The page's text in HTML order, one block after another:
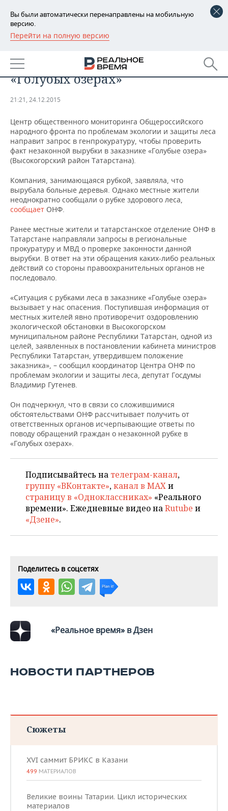
Вы были автоматически перенаправлены на мобильную
версию.
Перейти на полную версию
РЕГИОНЫ
БАШКОРТОСТАН
ТАТАРСТАН
НОВОСТИ
АНАЛИТИКА
ДЕКЛАРАЦИИ О ДОХОДАХ
КОРОЛИ ГОСЗАКАЗА ПФО
ВУЗЫ ТАТАРСТАНА
КОМУ ПРИНАДЛЕЖАТ
ТОРГОВЫЕ ЦЕНТРЫ
ТАТАРСТАНА
НОВОСТИ ЭКОНОМИКИ
ФИНАНСЫ
БАНКИ
БЮДЖЕТ
ПРОМЫШЛЕННОСТЬ
НОВОСТИ
ПРОМЫШЛЕННОСТИ
АГРОПРОМ
МАШИНОСТРОЕНИЕ
НЕФТЕХИМИЯ
НЕФТЬ
ОПК
ЭНЕРГЕТИКА
НЕДВИЖИМОСТЬ
НОВОСТИ НЕДВИЖИМОСТИ
АВТО
НОВОСТИ АВТО
БИЗНЕС
РОЗНИЧНАЯ ТОРГОВЛЯ
ТРАНСПОРТ
УСЛУГИ
ТЕХНОЛОГИИ
НОВОСТИ ТЕХНОЛОГИЙ
IT
МЕДИА
ТЕЛЕКОММУНИКАЦИИ
МЕРОПРИЯТИЯ
НОВОСТИ МЕРОПРИЯТИЙ
ВЫЕЗДНАЯ РЕДАКЦИЯ
БИЗНЕС-БРАНЧИ
ONLINE-КОНФЕРЕНЦИИ
ОТКРЫТАЯ ЛЕКЦИЯ
СПОРТ
НОВОСТИ СПОРТА
ФУТБОЛ
ХОККЕЙ
БАСКЕТБОЛ
ВОЛЕЙБОЛ
КИБЕРСПОРТ
ФИГУРНОЕ КАТАНИЕ
ВОДНЫЕ ВИДЫ СПОРТА
ХОККЕЙ С МЯЧОМ
ОБЩЕСТВО
НОВОСТИ ОБЩЕСТВА
ВЛАСТЬ
ИНФРАСТРУКТУРА
ИСТОРИЯ
КУЛЬТУРА
МЕДИЦИНА
ОБРАЗОВАНИЕ
ПРОИСШЕСТВИЯ
ФОТОГАЛЕРЕЯ
СЮЖЕТЫ
СПРАВОЧНИК
СПИСОК ПЕРСОН
СПИСОК КОМПАНИЙ
ПОЛНАЯ ВЕРСИЯ
незаконной рубкой лесов в
«Голубых озерах»
21:21, 24.12.2015
Центр общественного мониторинга Общероссийского
народного фронта по проблемам экологии и защиты леса
направит запрос в генпрокуратуру, чтобы проверить
факт незаконной вырубки в заказнике «Голубые озера»
(Высокогорский район Татарстана).
Компания, занимающаяся рубкой, заявляла, что
вырубала больные деревья. Однако местные жители
неоднократно сообщали о рубке здорового леса,
сообщает ОНФ.
Ранее местные жители и татарстанское отделение ОНФ в
Татарстане направляли запросы в региональные
прокуратуру и МВД о проверке законности данной
вырубки. В ответ на эти обращения каких-либо реальных
действий со стороны правоохранительных органов не
последовало.
«Ситуация с рубками леса в заказнике «Голубые озера»
вызывает у нас опасения. Поступившая информация от
местных жителей явно противоречит оздоровлению
экологической обстановки в Высокогорском
муниципальном районе Республики Татарстан, одной из
целей, заявленных в постановлении кабинета министров
Республики Татарстан, утвердившем положение
заказника», – сообщил координатор Центра ОНФ по
проблемам экологии и защиты леса, депутат Госдумы
Владимир Гутенев.
Он подчеркнул, что в связи со сложившимися
обстоятельствами ОНФ рассчитывает получить от
ответственных органов исчерпывающие ответы по
поводу обращений граждан о незаконной рубке в
«Голубых озерах».
Подписывайтесь на телеграм-канал,
группу «ВКонтакте»,канал в MAXи
страницу в «Одноклассниках» «Реального
времени». Ежедневные видео наRutube и
«Дзене».
Поделитесь в соцсетях
«Реальное время» в Дзен
НОВОСТИ ПАРТНЕРОВ
Сюжеты
XVI саммит БРИКС в Казани
499 МАТЕРИАЛОВ
Великие воины Татарии. Цикл исторических
материалов